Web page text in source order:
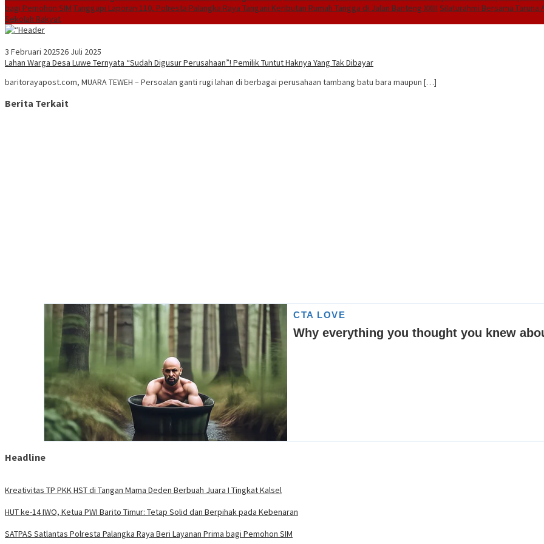
bagi Pemohon SIM Tanggapi Laporan 110, Polresta Palangka Raya Tangani Keributan Rumah Tangga di Jalan Banteng XXIII Silaturahmi Bersama
Sekolah Rakyat
3 Februari 202526 Juli 2025
Lahan Warga Desa Luwe Ternyata “Sudah Digusur Perusahaan”! Pemilik Tuntut Haknya Yang Tak Dibayar
baritorayapost.com, MUARA TEWEH – Persoalan ganti rugi lahan di berbagai perusahaan tambang batu bara maupun […]
Berita Terkait
Headline
Kreativitas TP PKK HST di Tangan Mama Deden Berbuah Juara I Tingkat Kalsel
HUT ke-14 IWO, Ketua PWI Barito Timur: Tetap Solid dan Berpihak pada Kebenaran
SATPAS Satlantas Polresta Palangka Raya Beri Layanan Prima bagi Pemohon SIM